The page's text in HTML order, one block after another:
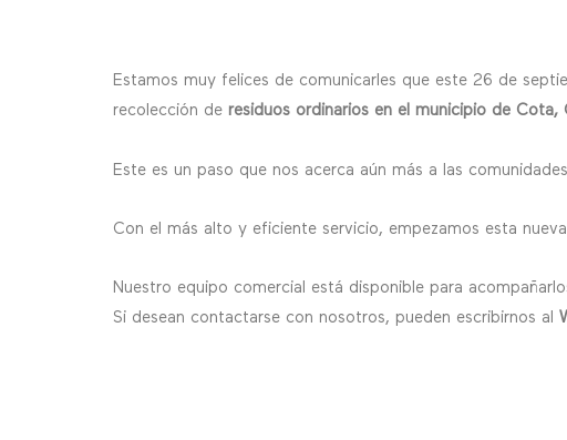
Estamos muy felices de comunicarles que este 26 de
recolección de residuos ordinarios en el municipio de Cota,
Este es un paso que nos acerca aún más a las
Con el más alto y eficiente servicio, empezamos esta
Nuestro equipo comercial está disponible para
Si desean contactarse con nosotros, pueden escribirnos al